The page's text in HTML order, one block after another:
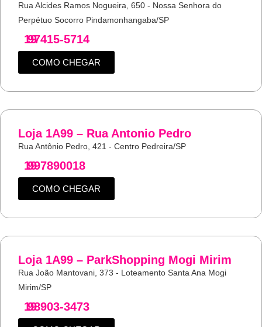
Rua Alcides Ramos Nogueira, 650 - Nossa Senhora do
Perpétuo Socorro Pindamonhangaba/SP
19
97415-5714
COMO CHEGAR
Loja 1A99 – Rua Antonio Pedro
Rua Antônio Pedro, 421 - Centro Pedreira/SP
19
997890018
COMO CHEGAR
Loja 1A99 – ParkShopping Mogi Mirim
Rua João Mantovani, 373 - Loteamento Santa Ana Mogi
Mirim/SP
19
98903-3473